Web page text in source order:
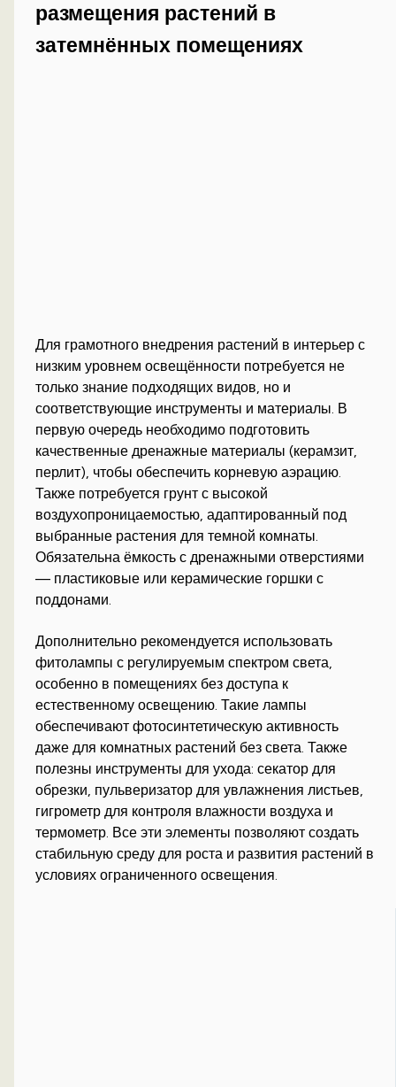
размещения растений в
затемнённых помещениях
Для грамотного внедрения растений в интерьер с
низким уровнем освещённости потребуется не
только знание подходящих видов, но и
соответствующие инструменты и материалы. В
первую очередь необходимо подготовить
качественные дренажные материалы (керамзит,
перлит), чтобы обеспечить корневую аэрацию.
Также потребуется грунт с высокой
воздухопроницаемостью, адаптированный под
выбранные растения для темной комнаты.
Обязательна ёмкость с дренажными отверстиями
— пластиковые или керамические горшки с
поддонами.
Дополнительно рекомендуется использовать
фитолампы с регулируемым спектром света,
особенно в помещениях без доступа к
естественному освещению. Такие лампы
обеспечивают фотосинтетическую активность
даже для комнатных растений без света. Также
полезны инструменты для ухода: секатор для
обрезки, пульверизатор для увлажнения листьев,
гигрометр для контроля влажности воздуха и
термометр. Все эти элементы позволяют создать
стабильную среду для роста и развития растений в
условиях ограниченного освещения.